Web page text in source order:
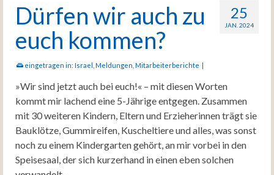
25
JAN. 2024
Dürfen wir auch zu
euch kommen?
eingetragen in: Israel Meldungen Mitarbeiterberichte |
»Wir sind jetzt auch bei euch!« – mit diesen Worten
kommt mir lachend eine 5-Jährige entgegen. Zusammen
mit 30 weiteren Kindern, Eltern und Erzieherinnen trägt sie
Bauklötze, Gummireifen, Kuscheltiere und alles, was sonst
noch zu einem Kindergarten gehört, an mir vorbei in den
Speisesaal, der sich kurzerhand in einen eben solchen